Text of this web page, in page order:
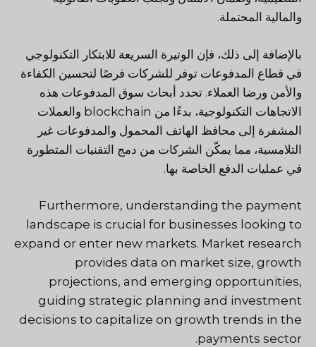
والمالية المحتملة.
بالإضافة إلى ذلك، فإن الوتيرة السريعة للابتكار التكنولوجي
في قطاع المدفوعات توفر للشركات فرصًا لتحسين الكفاءة
والأمن ورضا العملاء. تحدد أبحاث سوق المدفوعات هذه
الاتجاهات التكنولوجية، بدءًا من blockchain والعملات
المشفرة إلى محافظ الهاتف المحمول والمدفوعات غير
التلامسية، مما يمكّن الشركات من دمج التقنيات المتطورة
في عمليات الدفع الخاصة بها.
Furthermore, understanding the payment
landscape is crucial for businesses looking to
expand or enter new markets. Market research
provides data on market size, growth
projections, and emerging opportunities,
guiding strategic planning and investment
decisions to capitalize on growth trends in the
payments sector.